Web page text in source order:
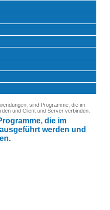
sind Programme, die im
und Client und Server verbinden.
die im
werden und